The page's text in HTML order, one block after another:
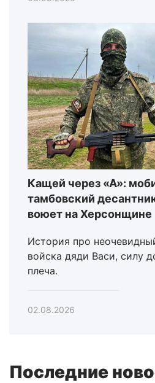
Кащей через «А»:
тамбовский
воюет на Херсонщине
История про
войска дяди Васи, силу
плеча.
02.08.2026
Последние